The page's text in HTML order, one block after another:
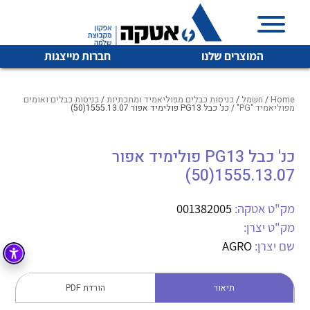
המוצרים שלנו חברות מייצגות
איכות | שרות | זמינות
אטקה בע”מ היא החברה הגדולה והמובילה בישראל בשיווק
מיתוג, בקרה , ואינסטלציה חשמלית ופעילה ב7 תחומים:
חשמל
קופסאות וארונות לחשמל, בקרה ואלקטרוניקה
לכל מוצרי היצרן
לכל מוצרי היצרן לכל מוצרי היצרן
Home
/ חשמל / כניסות כבלים מפוליאמיד ומתכתיות/ כניסות כבלים ואומים
מפוליאמיד "PG" / כנ' כבל PG13 פולימיד אפור 1555.13.07(50)
כנ' כבל PG13 פולימיד אפור
1555.13.07(50)
מק"ט אטקה: 001382005
מק"ט יצרן:
שם יצרן: AGRO
תיאור הורדת PDF